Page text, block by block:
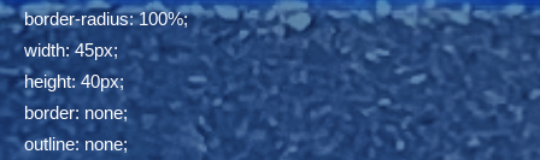
border-radius: 100%;
width: 45px;
height: 40px;
border: none;
outline: none;